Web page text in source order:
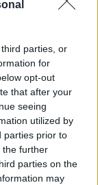
parties, or
for
opt-out
that after your
seeing
utilized by
parties prior to
the further
parties on the
may